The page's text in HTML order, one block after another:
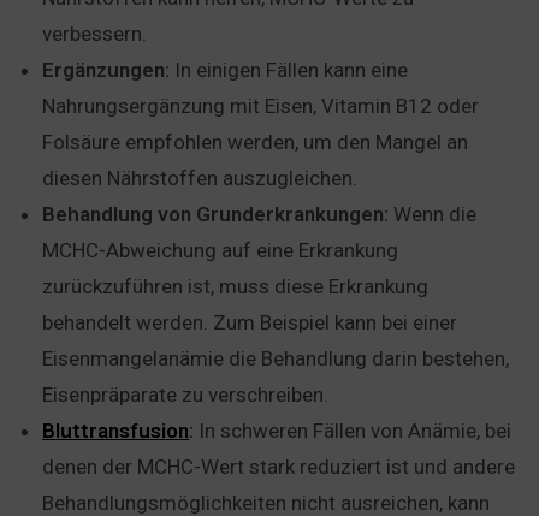
verbessern.
Ergänzungen: In einigen Fällen kann eine
Nahrungsergänzung mit Eisen, Vitamin B12 oder
Folsäure empfohlen werden, um den Mangel an
diesen Nährstoffen auszugleichen.
Behandlung von Grunderkrankungen: Wenn die
MCHC-Abweichung auf eine Erkrankung
zurückzuführen ist, muss diese Erkrankung
behandelt werden. Zum Beispiel kann bei einer
Eisenmangelanämie die Behandlung darin bestehen,
Eisenpräparate zu verschreiben.
Bluttransfusion: In schweren Fällen von Anämie, bei
denen der MCHC-Wert stark reduziert ist und andere
Behandlungsmöglichkeiten nicht ausreichen, kann